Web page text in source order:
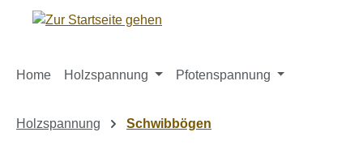
Hauptinhalt springen
Zur Suche springen
Zur Hauptnavigation springen
Home Holzspannung Pfotenspannung
Holzspannung Schwibbögen